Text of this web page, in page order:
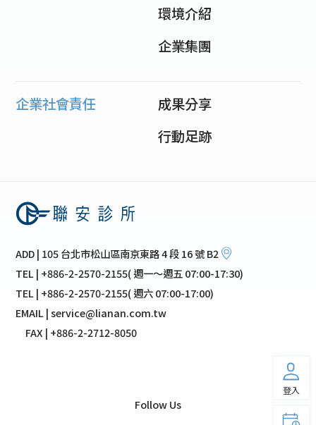
環境介紹
企業集團
企業社會責任
成果分享
行動足跡
ADD | 105 台北市松山區南京東路 4 段 16 號 B2
TEL | +886-2-2570-2155( 週一～週五 07:00-17:30)
TEL | +886-2-2570-2155( 週六 07:00-17:00)
EMAIL | service@lianan.com.tw
FAX | +886-2-2712-8050
Follow Us
登入